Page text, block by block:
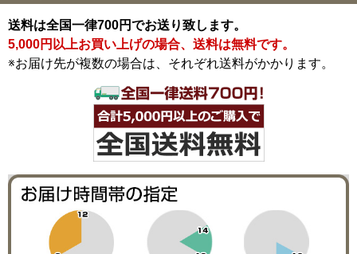
送料は全国一律700円でお送り致します。
5,000円以上お買い上げの場合、送料は無料です。
※お届け先が複数の場合は、それぞれ送料がかかります。